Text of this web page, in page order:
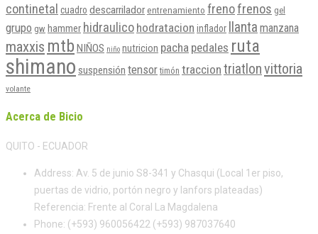
continetal cuadro descarrilador entrenamiento frenofrenos gel
grupo gw hammer hidraulico hodratacion inflador llanta manzana
maxxis mtb NIÑOS niño nutricion pacha pedales ruta
shimano suspensión tensor timón traccion triatlonvittoria
volante
Acerca de Bicio
QUITO - ECUADOR
Address: Av. 5 de junio S8-341 y Chasqui (Local 1er piso,
puertas de vidrio, portón negro y lanfors plateadas)
Referencia: Frente al Coral La Magdalena
Phone: (+593) 960056422 (+593) 987037640